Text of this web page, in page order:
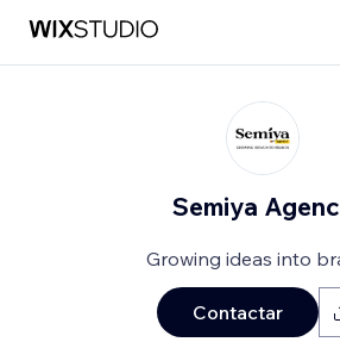
Semiya
Growing ideas into
Contactar